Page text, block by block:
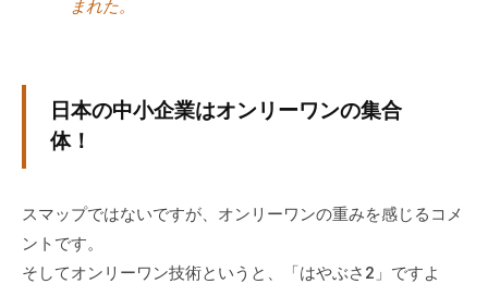
まれた。
日本の中小企業はオンリーワンの集合
体！
スマップではないですが、オンリーワンの重みを感じるコメ
ントです。
そしてオンリーワン技術というと、「はやぶさ2」ですよ